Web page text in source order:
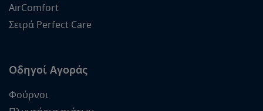
AirComfort
Σειρά Perfect Care
Οδηγοί Αγοράς
Φούρνοι